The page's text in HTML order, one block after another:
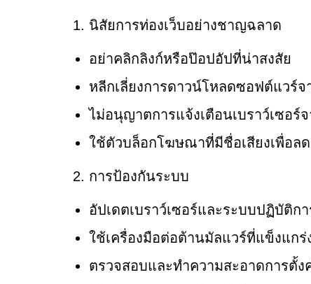
นิสัยการท่องเว็บอย่างชาญฉลาด
อย่าคลิกลิงก์หรือป๊อปอัปที่น่าสงสัย
หลีกเลี่ยงการดาวน์โหลดซอฟต์แวร์จ
ไม่อนุญาตการแจ้งเตือนเบราว์เซอร์
ใช้ตัวบล็อกโฆษณาที่มีชื่อเสียงเพื่อล
การป้องกันระบบ
อัปเดตเบราว์เซอร์และระบบปฏิบัติ
ใช้เครื่องมือต่อต้านมัลแวร์ที่แข็งแก
ตรวจสอบและทำความสะอาดการตั้ง